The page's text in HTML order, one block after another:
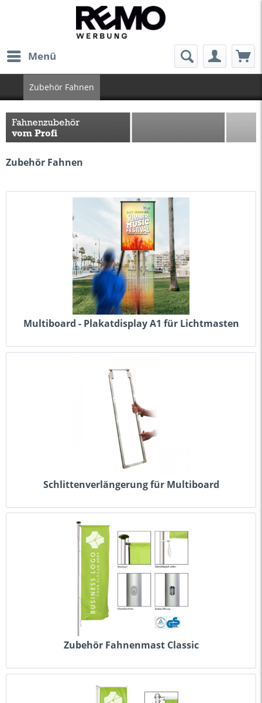
Menü
Zubehör Fahnen
Zubehör Fahnen
Multiboard - Plakatdisplay A1 für Lichtmasten
Schlittenverlängerung für Multiboard
Zubehör Fahnenmast Classic